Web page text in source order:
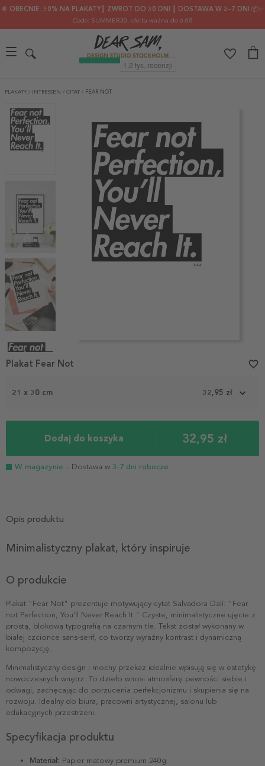
🌟 OBECNIE: 30% NA PLAKATY┃ ZWROT DO 30 DNI ┃ DOSTAWA W 2–7 DNI 📦✨
Code: SUMMER30, oferta ważna do 6.08
PLAKATY / INTRESSEN / CITAT / FEAR NOT
1
21 x 30 cm 32,95 zł
Dodaj do koszyka 32,95 zł
W magazynie - Dostawa w 3-7 dni robocze
Plakat Fear Not favorite_border
Opis produktu
Minimalistyczny plakat, który inspiruje
O produkcie
Plakat "Fear Not" prezentuje motywujący cytat Salvadora Dalí: "Fear
not Perfection, You’ll Never Reach It." Czyste, minimalistyczne ujęcie z
prostą, blokową typografią na czarnym tle. Tekst został wykonany w
białej czcionce sans-serif, co tworzy wyraźny kontrast i dynamiczną
kompozycję.
Minimalistyczny design i mocny przekaz idealnie wpisują się w estetykę
nowoczesnych wnętrz. To dzieło wnosi atmosferę pewności siebie i
odwagi, zachęcając do porzucenia perfekcjonizmu i skupienia się na
rozwoju. Idealny do biura, pracowni artystycznej, salonu lub
edukacyjnych przestrzeni.
Specyfikacja produktu
Materiał: Papier matowy premium 240g